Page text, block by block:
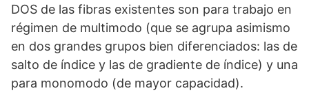
DOS de las fibras existentes son para trabajo en
régimen de multimodo (que se agrupa asimismo
en dos grandes grupos bien diferenciados: las de
salto de índice y las de gradiente de índice) y una
para monomodo (de mayor capacidad).